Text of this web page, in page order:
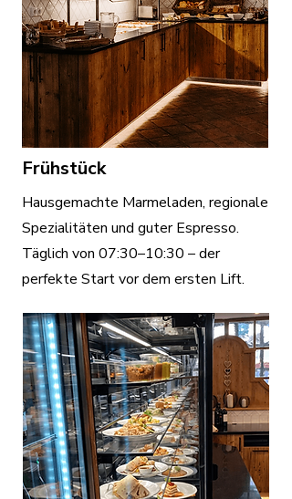
Frühstück
Hausgemachte Marmeladen, regionale
Spezialitäten und guter Espresso.
Täglich von 07:30–10:30 – der
perfekte Start vor dem ersten Lift.